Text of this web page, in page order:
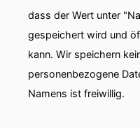
dass der Wert unter
gespeichert wird und
kann. Wir speichern
personenbezogene
Namens ist freiwillig.